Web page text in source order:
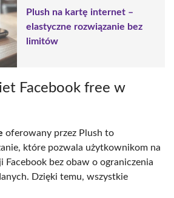
Plush na kartę internet –
elastyczne rozwiązanie bez
limitów
Facebook free w
oferowany przez Plush to
które pozwala użytkownikom na
Facebook bez obaw o ograniczenia
Dzięki temu, wszystkie